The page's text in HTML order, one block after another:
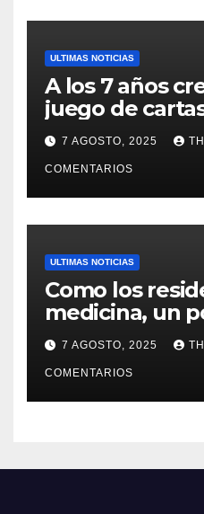
ULTIMAS NOTICIAS
A los 7 años
juego de
millones y
idea para
7 AGOSTO, 2025
COMENTARIOS
ULTIMAS NOTICIAS
Como los
medicina, un
trampa en un
obtener un
Fe y fue
7 AGOSTO, 2025
COMENTARIOS